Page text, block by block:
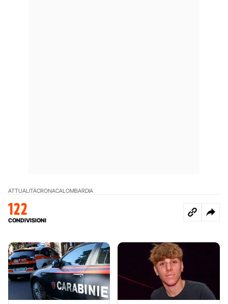
ATTUALITÀCRONACALOMBARDIA
122
CONDIVISIONI